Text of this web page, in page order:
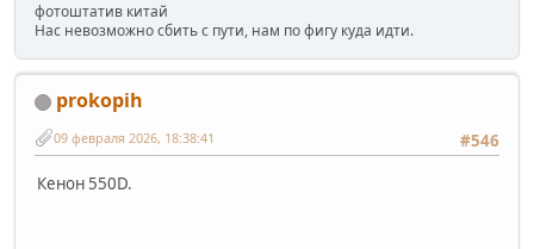
фотоштатив китай
Нас невозможно сбить с пути, нам по фигу куда идти.
prokopih
#546
09 февраля 2026, 18:38:41
Кенон 550D.